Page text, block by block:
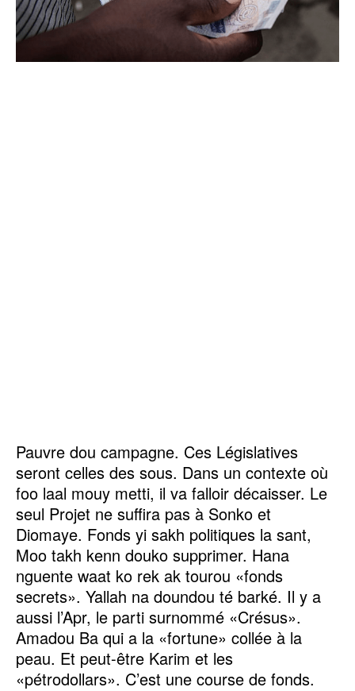
Pauvre dou campagne. Ces Législatives
seront celles des sous. Dans un contexte où
foo laal mouy metti, il va falloir décaisser. Le
seul Projet ne suffira pas à Sonko et
Diomaye. Fonds yi sakh politiques la sant,
Moo takh kenn douko supprimer. Hana
nguente waat ko rek ak tourou «fonds
secrets». Yallah na doundou té barké. Il y a
aussi l’Apr, le parti surnommé «Crésus».
Amadou Ba qui a la «fortune» collée à la
peau. Et peut-être Karim et les
«pétrodollars». C’est une course de fonds.